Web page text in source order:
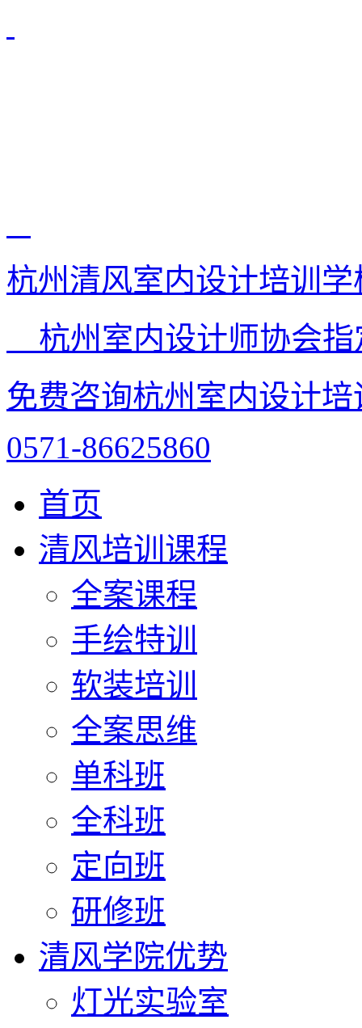
杭州清风室内设计培训学
杭州室内设计师协会
免费咨询杭州室内设计
0571-86625860
首页
清风培训课程
全案课程
手绘特训
软装培训
全案思维
单科班
全科班
定向班
研修班
清风学院优势
灯光实验室